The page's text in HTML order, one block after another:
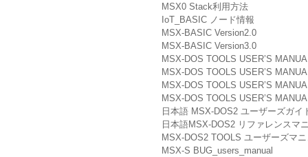
MSX0 Stack利用方法
IoT_BASIC ノード情報
MSX-BASIC Version2.0
MSX-BASIC Version3.0
MSX-DOS TOOLS USER’S
MSX-DOS TOOLS USER’S
MSX-DOS TOOLS USER’S
MSX-DOS TOOLS USER’S
日本語 MSX-DOS2 ユーザーズガイ
日本語MSX-DOS2 リファレンスマ
MSX-DOS2 TOOLS ユーザーズマ
MSX-S BUG_users_manual